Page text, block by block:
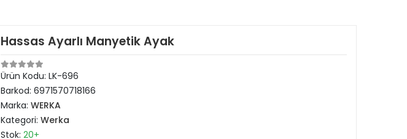
Hassas Ayarlı Manyetik Ayak
Ürün Kodu: LK-696
Barkod: 6971570718166
Marka: WERKA
Kategori: Werka
Stok: 20+